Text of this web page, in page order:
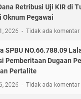
Retribusi Uji KIR di
Oknum Pegawai
2026 Tidak ada komentar
SPBU NO.66.788.09
Pemberitaan Dugaan
Pertalite
2026 Tidak ada komentar